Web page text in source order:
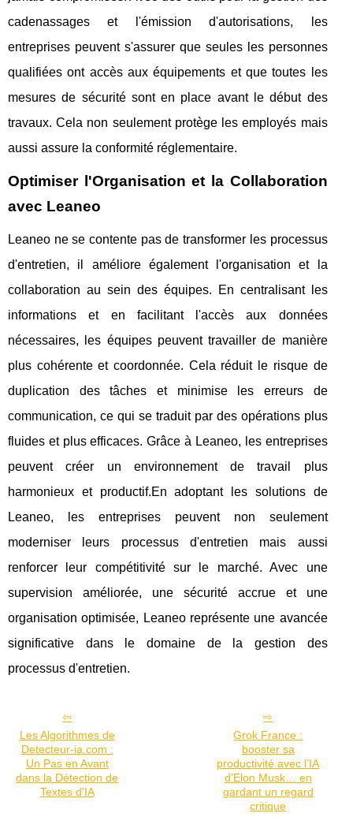
cadenassages et l'émission d'autorisations, les
entreprises peuvent s'assurer que seules les personnes
qualifiées ont accès aux équipements et que toutes les
mesures de sécurité sont en place avant le début des
travaux. Cela non seulement protège les employés mais
aussi assure la conformité réglementaire.
Optimiser l'Organisation et la Collaboration
avec Leaneo
Leaneo ne se contente pas de transformer les processus
d'entretien, il améliore également l'organisation et la
collaboration au sein des équipes. En centralisant les
informations et en facilitant l'accès aux données
nécessaires, les équipes peuvent travailler de manière
plus cohérente et coordonnée. Cela réduit le risque de
duplication des tâches et minimise les erreurs de
communication, ce qui se traduit par des opérations plus
fluides et plus efficaces. Grâce à Leaneo, les entreprises
peuvent créer un environnement de travail plus
harmonieux et productif.En adoptant les solutions de
Leaneo, les entreprises peuvent non seulement
moderniser leurs processus d'entretien mais aussi
renforcer leur compétitivité sur le marché. Avec une
supervision améliorée, une sécurité accrue et une
organisation optimisée, Leaneo représente une avancée
significative dans le domaine de la gestion des
processus d'entretien.
Les Algorithmes de
Detecteur-ia.com :
Un Pas en Avant
dans la Détection de
Textes d'IA
Grok France :
booster sa
productivité avec l’IA
d’Elon Musk… en
gardant un regard
critique